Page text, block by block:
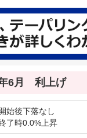
6月 利上げ
始後下落なし
了時0.0%上昇